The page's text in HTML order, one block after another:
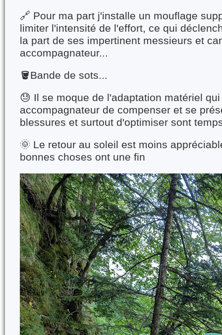
🔗 Pour ma part j'installe un mouflage
limiter l'intensité de l'effort, ce qui
la part de ses impertinent messieurs et
accompagnateur...
🪣Bande de sots...
😓 Il se moque de l'adaptation matériel
accompagnateur de compenser et se
blessures et surtout d'optimiser sont
🌞 Le retour au soleil est moins
bonnes choses ont une fin